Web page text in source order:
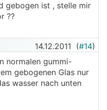
gebogen ist , stelle mir
??
14.12.2011 (#14)
normalen gummi-
gebogenen Glas nur
wasser nach unten